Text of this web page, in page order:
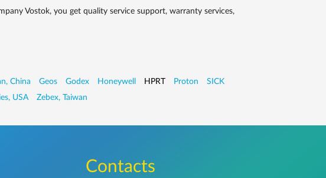
Vostok, you get quality service support, warranty services,
China Geos Godex Honeywell HPRT Proton
SICK
USA Zebex, Taiwan
Сontacts